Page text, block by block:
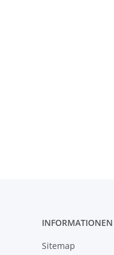
INFORMATIONEN
Sitemap